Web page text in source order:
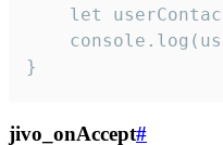
let
}
jivo_onAccept#